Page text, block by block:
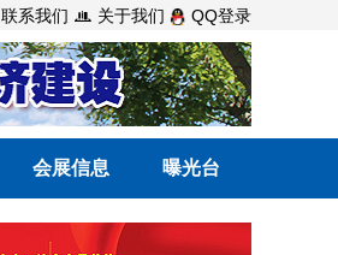
联系我们  关于我们 QQ登录
会展信息 曝光台